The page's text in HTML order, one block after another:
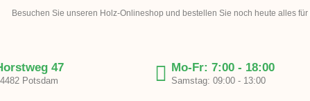
Besuchen Sie unseren Holz-Onlineshop und bestellen Sie noch heute alles
47
Potsdam
Mo-Fr: 7:00 - 18:00
Samstag: 09:00 - 13:00